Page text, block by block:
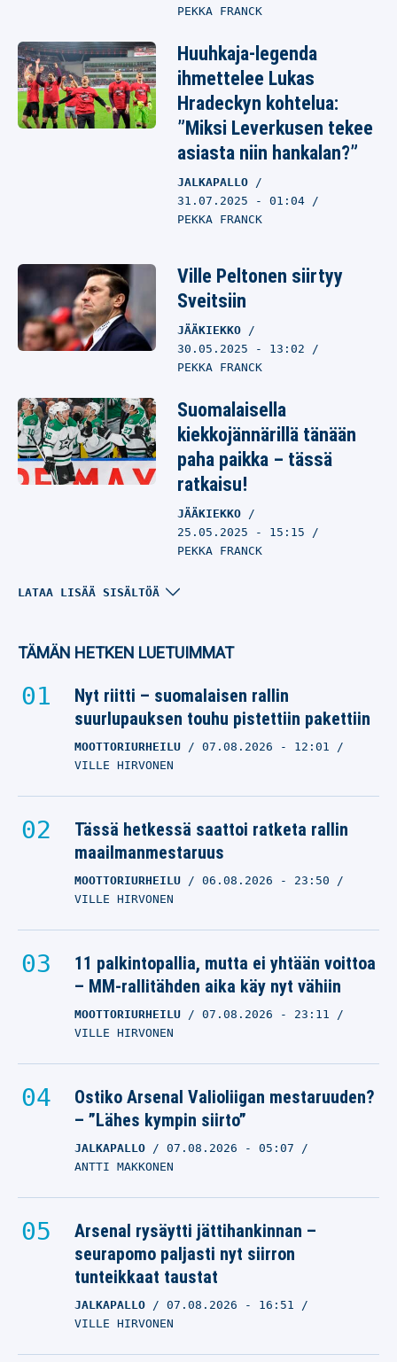
PEKKA FRANCK
Huuhkaja-legenda
ihmettelee Lukas
Hradeckyn kohtelua:
”Miksi Leverkusen tekee
asiasta niin hankalan?”
JALKAPALLO
31.07.2025 - 01:04
PEKKA FRANCK
Ville Peltonen siirtyy
Sveitsiin
JÄÄKIEKKO
30.05.2025 - 13:02
PEKKA FRANCK
Suomalaisella
kiekkojännärillä tänään
paha paikka – tässä
ratkaisu!
JÄÄKIEKKO
25.05.2025 - 15:15
PEKKA FRANCK
Suomalaiselta hirmuinen
kauden avaus”
24.05.2025 - 20:14
PEKKA FRANCK
LATAA LISÄÄ SISÄLTÖÄ
TÄMÄN HETKEN LUETUIMMAT
Nyt riitti – suomalaisen rallin
suurlupauksen touhu pistettiin pakettiin
MOOTTORIURHEILU 07.08.2026 - 12:01
VILLE HIRVONEN
Tässä hetkessä saattoi ratketa rallin
maailmanmestaruus
MOOTTORIURHEILU 06.08.2026 - 23:50
VILLE HIRVONEN
11 palkintopallia, mutta ei yhtään voittoa
– MM-rallitähden aika käy nyt vähiin
MOOTTORIURHEILU 07.08.2026 - 23:11
VILLE HIRVONEN
Ostiko Arsenal Valioliigan mestaruuden?
– ”Lähes kympin siirto”
JALKAPALLO 07.08.2026 - 05:07
ANTTI MAKKONEN
Arsenal rysäytti jättihankinnan –
seurapomo paljasti nyt siirron
tunteikkaat taustat
JALKAPALLO 07.08.2026 - 16:51
VILLE HIRVONEN